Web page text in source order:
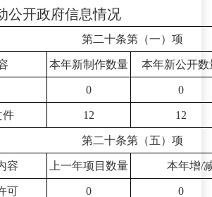
开政府信息情况
第二十条第（一）项
本年新制作数量 本年新公开数
0 0
件 12 12
第二十条第（五）项
容 上一年项目数量 本年增/
可 0 0